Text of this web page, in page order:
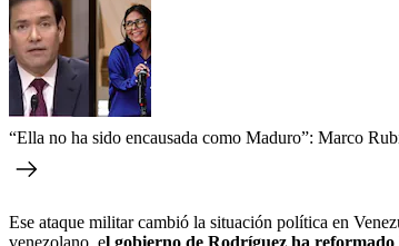
“Ella no ha sido encausada como Maduro”: Marco
Ese ataque militar cambió la situación política en
venezolano, el gobierno de Rodríguez ha